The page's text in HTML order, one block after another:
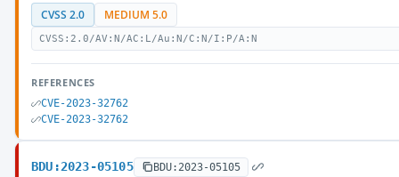
CVSS 2.0 MEDIUM 5.0
CVSS:2.0/AV:N/AC:L/Au:N/C:N/I:P/A:N
REFERENCES
CVE-2023-32762
CVE-2023-32762
BDU:2023-05105 BDU:2023-05105